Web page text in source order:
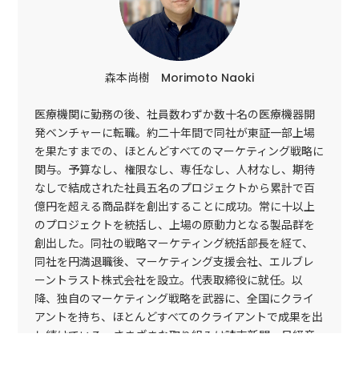
森本尚樹 Morimoto Naoki
医療機関に勤務の後、社員数わずか数十名の医療機器開
発ベンチャーに転職。約二十年間で同社が東証一部上場
を果たすまでの、ほとんどすべてのマーケティング戦略に
関与。予算なし、権限なし、専任なし、人材なし、期待
なしで結成された社員五名のプロジェクトから累計で百
億円を超える商品群を創出することに成功。常に十以上
のプロジェクトを統括し、上場の原動力となる製品群を
創出した。同社の戦略マーケティング統括部長を経て、
同社を円満退職後、マーケティング支援会社、エルブレ
ーントラスト株式会社を設立。代表取締役に就任。以
降、独自のマーケティング戦略を武器に、全国にクライ
アントを持ち、ほとんどすべてのクライアントで成果を出
し続けている。さまざまな取り組みは読売新聞、日経産